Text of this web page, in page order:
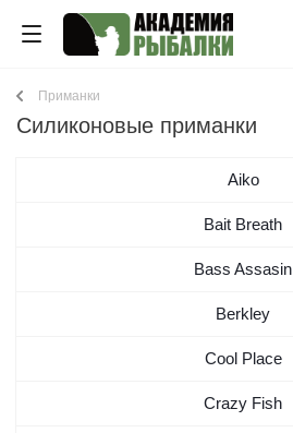
Приманки
Cиликоновые приманки
Aiko
Bait Breath
Bass Assasin
Berkley
Cool Place
Crazy Fish